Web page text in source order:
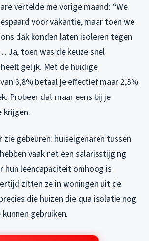
vertelde me vorige maand: “We
voor vakantie, maar toen we
dak konden laten isoleren tegen
Ja, toen was de keuze snel
gelijk. Met de huidige
3,8% betaal je effectief maar 2,3%
Probeer dat maar eens bij je
krijgen.
zie gebeuren: huiseigenaren tussen
vaak net een salarisstijging
hun leencapaciteit omhoog is
zitten ze in woningen uit de
precies die huizen die qua isolatie nog
gebruiken.